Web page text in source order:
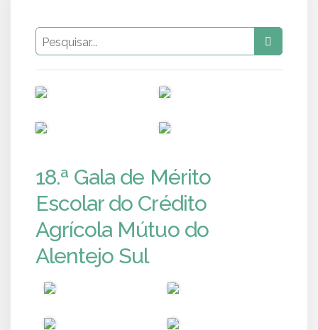
18.ª Gala de Mérito
Escolar do Crédito
Agrícola Mútuo do
Alentejo Sul